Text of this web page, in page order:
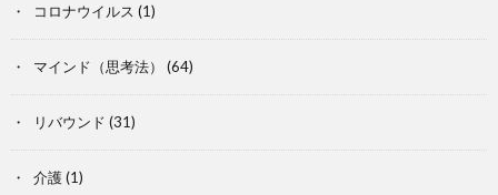
コロナウイルス (1)
マインド（思考法） (64)
リバウンド (31)
介護(1)